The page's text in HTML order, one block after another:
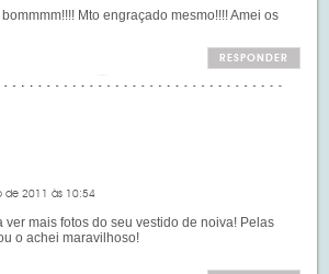
Mto engraçado mesmo!!!! Amei os
RESPONDER
de 2011 às 10:54
ver mais fotos do seu vestido de noiva! Pelas
o achei maravilhoso!